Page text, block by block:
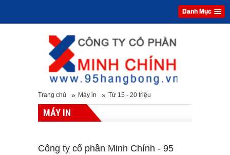
Danh Mục
Trang chủ » Máy in » Từ 15 - 20 triệu
MÁY IN
Công ty cổ phần Minh Chính - 95